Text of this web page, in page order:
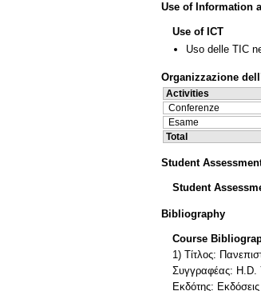
Use of Information
Use of ICT
Uso delle TIC
Organizzazione
Activities
Conferenze
Esame
Total
Student
Student
Bibliography
Course
1) Τίτλος:
Συγγραφέας:
Εκδότης: